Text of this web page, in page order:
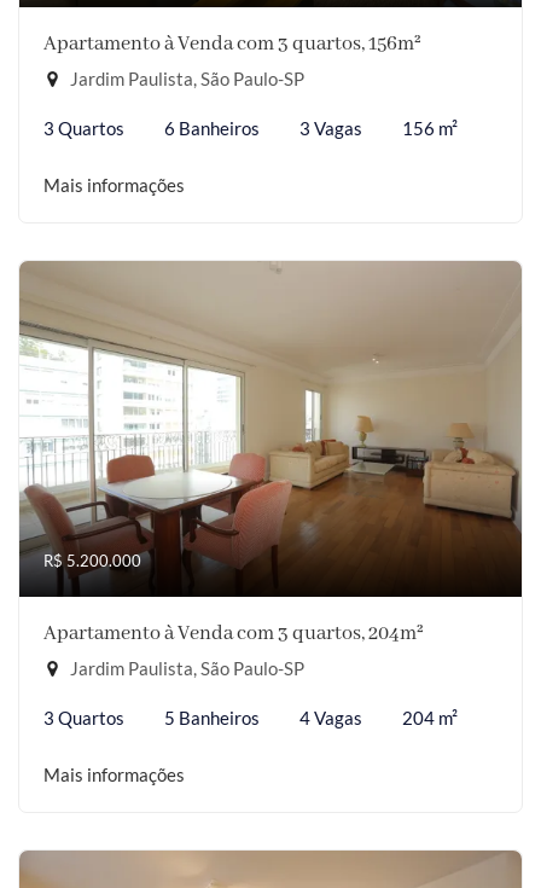
Apartamento à Venda com 3 quartos, 156m²
Jardim Paulista, São Paulo-SP
3 Quartos 6 Banheiros 3 Vagas 156 m²
Mais informações
R$ 5.200.000
Apartamento à Venda com 3 quartos, 204m²
Jardim Paulista, São Paulo-SP
3 Quartos 5 Banheiros 4 Vagas 204 m²
Mais informações